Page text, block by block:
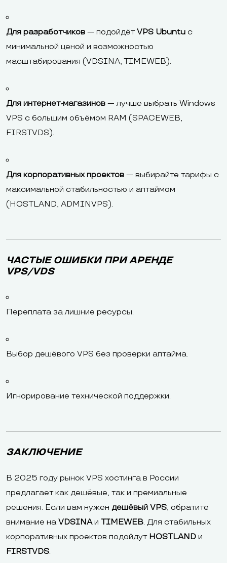
Для разработчиков — подойдётVPS Ubuntu с
минимальной ценой и возможностью
масштабирования (VDSINA, TIMEWEB).
Для интернет-магазинов — лучше выбрать Windows
VPS с большим объёмом RAM (SPACEWEB,
FIRSTVDS).
Для корпоративных проектов — выбирайте тарифы с
максимальной стабильностью и аптаймом
(HOSTLAND, ADMINVPS).
ЧАСТЫЕ ОШИБКИ ПРИ АРЕНДЕ
VPS/VDS
Переплата за лишние ресурсы.
Выбор дешёвого VPS без проверки аптайма.
Игнорирование технической поддержки.
ЗАКЛЮЧЕНИЕ
В 2025 году рынок VPS хостинга в России
предлагает как дешёвые, так и премиальные
решения. Если вам нужен дешёвый VPS, обратите
внимание наVDSINAи TIMEWEB. Для стабильных
корпоративных проектов подойдут HOSTLAND и
FIRSTVDS.